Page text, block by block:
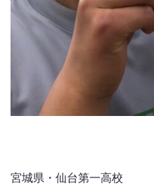
宮城県・仙台第一高校